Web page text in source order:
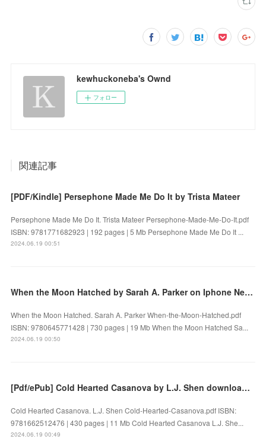
kewhuckoneba's Ownd
フォロー
関連記事
[PDF/Kindle] Persephone Made Me Do It by Trista Mateer
Persephone Made Me Do It. Trista Mateer Persephone-Made-Me-Do-It.pdf
ISBN: 9781771682923 | 192 pages | 5 Mb Persephone Made Me Do It ...
2024.06.19 00:51
When the Moon Hatched by Sarah A. Parker on Iphone New Format
When the Moon Hatched. Sarah A. Parker When-the-Moon-Hatched.pdf
ISBN: 9780645771428 | 730 pages | 19 Mb When the Moon Hatched Sa...
2024.06.19 00:50
[Pdf/ePub] Cold Hearted Casanova by L.J. Shen download ebook
Cold Hearted Casanova. L.J. Shen Cold-Hearted-Casanova.pdf ISBN:
9781662512476 | 430 pages | 11 Mb Cold Hearted Casanova L.J. She...
2024.06.19 00:49